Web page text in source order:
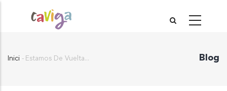
Blog
Inici - Estamos De Vuelta...